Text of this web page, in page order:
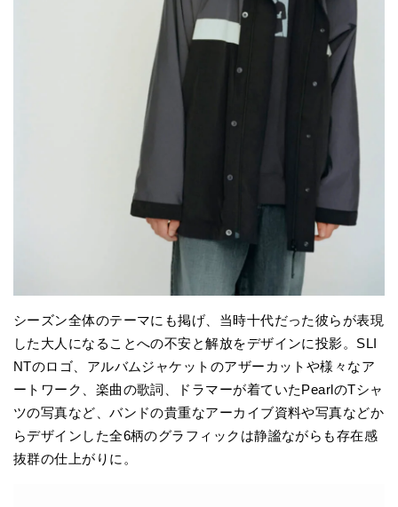
シーズン全体のテーマにも掲げ、当時十代だった彼らが表現
した大人になることへの不安と解放をデザインに投影。SLI
NTのロゴ、アルバムジャケットのアザーカットや様々なア
ートワーク、楽曲の歌詞、ドラマーが着ていたPearlのTシャ
ツの写真など、バンドの貴重なアーカイブ資料や写真などか
らデザインした全6柄のグラフィックは静謐ながらも存在感
抜群の仕上がりに。